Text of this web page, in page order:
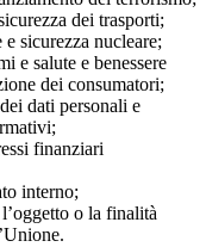
dei trasporti;
sicurezza nucleare;
e salute e benessere
dei consumatori;
dati personali e
finanziari
interno;
o la finalità